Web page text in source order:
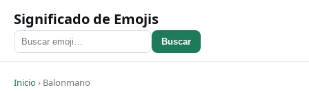
Significado de Emojis
Buscar
Inicio› Balonmano